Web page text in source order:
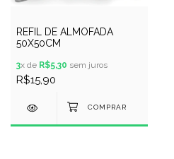
REFIL DE ALMOFADA
50X50CM
3x de R$5,30 sem juros
R$15,90